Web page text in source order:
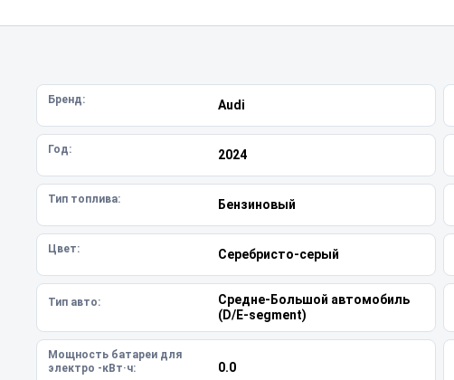
Бренд: Audi
Год: 2024
Тип топлива: Бензиновый
Цвет: Серебристо-серый
Тип авто:
Средне-Большой автомобиль
(D/E-segment)
Мощность батареи для
электро -кВт·ч:
0.0